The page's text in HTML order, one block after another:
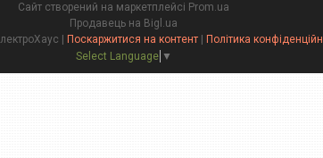
Сайт створений на маркетплейсі Prom.ua
Продавець на Bigl.ua
Поскаржитися на контент
Політика
Select Language ▼